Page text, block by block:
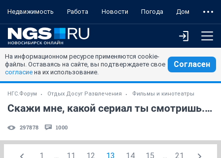
Недвижимость Работа Новости Погода Дом
На информационном ресурсе применяются cookie-
файлы. Оставаясь на сайте, вы подтверждаете свое
согласие на их использование.
Согласен
НГС.Форум Отдых Досуг Развлечения Фильмы и кинотеатры
Скажи мне, какой сериал ты смотришь... (часть 4)
297878 1000
1 ... 11 12 13 14 15 ... 21